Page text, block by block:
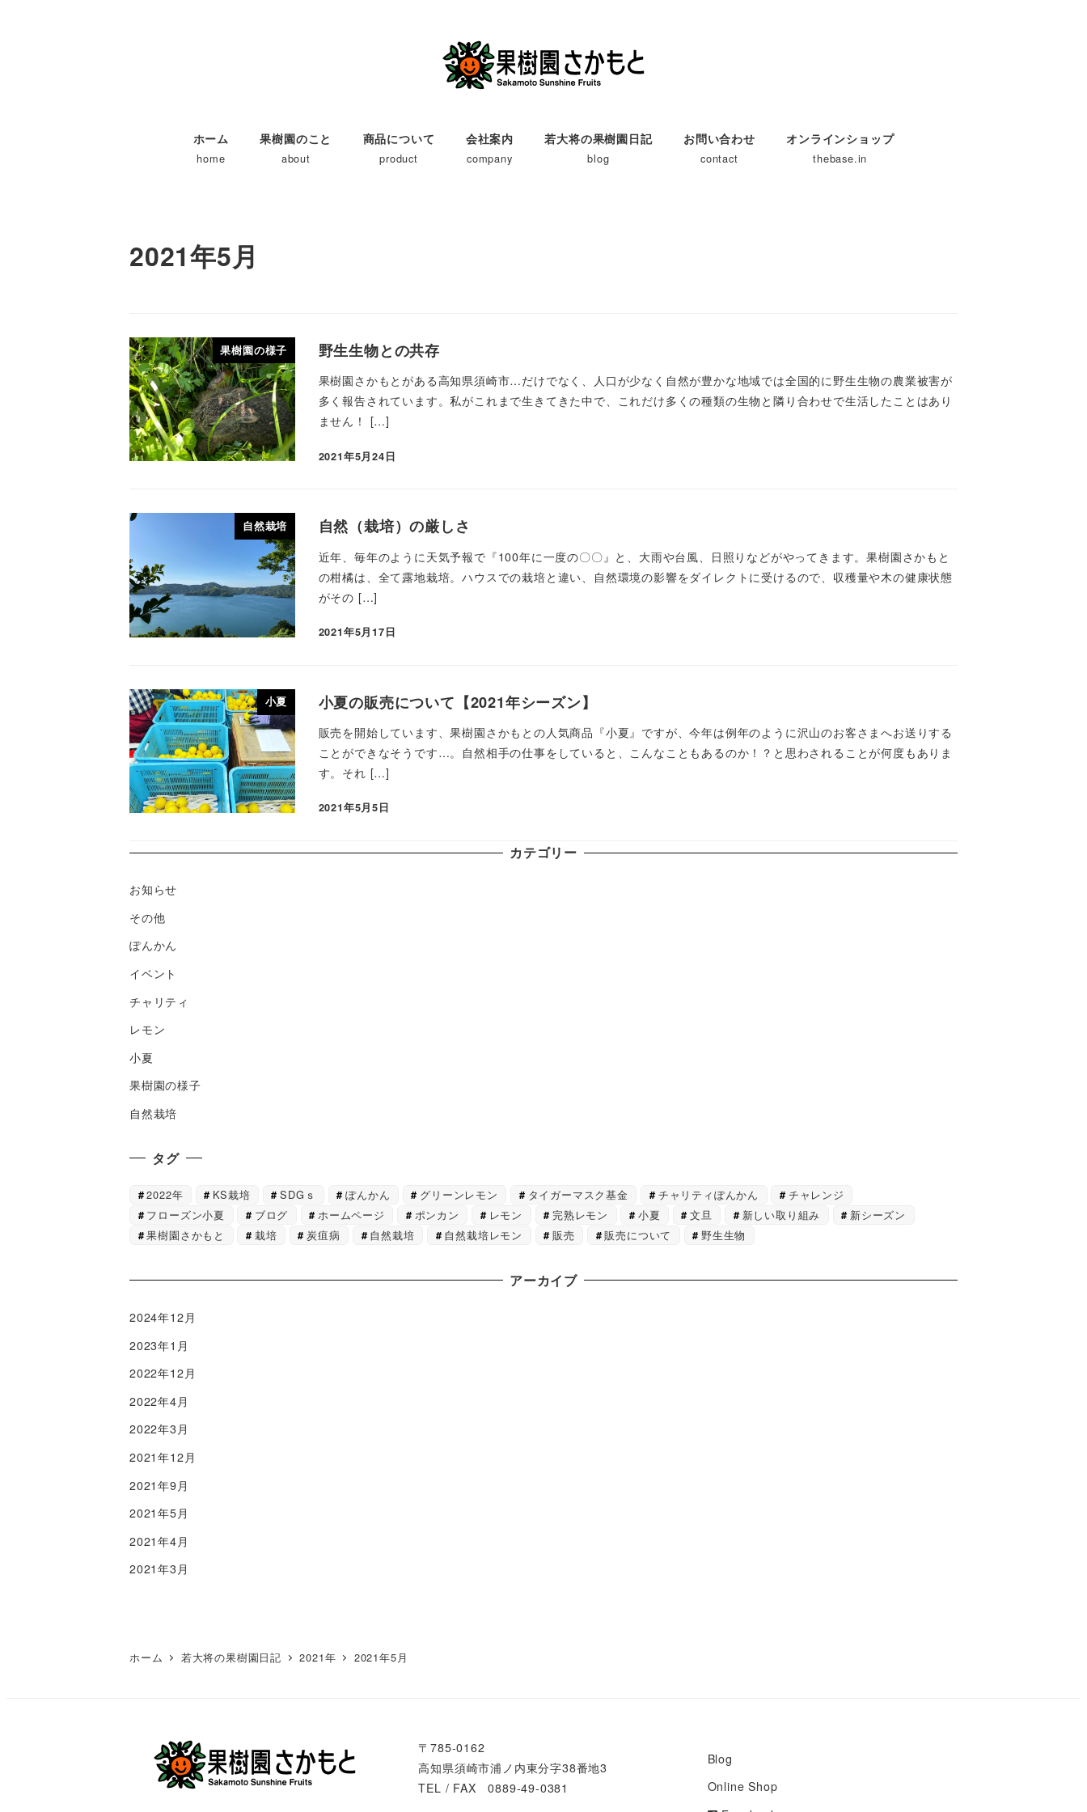
ホーム
home
果樹園のこと
about
商品について
product
会社案内
company
若大将の果樹園日記
blog
お問い合わせ
contact
オンラインショップ
thebase.in
2021年5月
果樹園の様子 野生生物との共存
果樹園さかもとがある高知県須崎市…だけでなく、人口が少なく自然が豊かな地域では全国的に野生生物の農業被害が
多く報告されています。私がこれまで生きてきた中で、これだけ多くの種類の生物と隣り合わせで生活したことはあり
ません！ […]
2021年5月24日
自然栽培 自然（栽培）の厳しさ
近年、毎年のように天気予報で『100年に一度の〇〇』と、大雨や台風、日照りなどがやってきます。果樹園さかもと
の柑橘は、全て露地栽培。ハウスでの栽培と違い、自然環境の影響をダイレクトに受けるので、収穫量や木の健康状態
がその […]
2021年5月17日
小夏 小夏の販売について【2021年シーズン】
販売を開始しています、果樹園さかもとの人気商品『小夏』ですが、今年は例年のように沢山のお客さまへお送りする
ことができなそうです…。自然相手の仕事をしていると、こんなこともあるのか！？と思わされることが何度もありま
す。それ […]
2021年5月5日
カテゴリー
お知らせ
その他
ぽんかん
イベント
チャリティ
レモン
小夏
果樹園の様子
自然栽培
タグ
2022年 KS栽培 SDGｓ ぽんかん グリーンレモン タイガーマスク基金 チャリティぽんかん
チャレンジ
フローズン小夏
ブログ ホームページ ポンカン レモン 完熟レモン 小夏 文旦 新しい取り組み
新シーズン
果樹園さかもと
栽培 炭疽病 自然栽培 自然栽培レモン 販売 販売について 野生生物
アーカイブ
2024年12月
2023年1月
2022年12月
2022年4月
2022年3月
2021年12月
2021年9月
2021年5月
2021年4月
2021年3月
ホーム 若大将の果樹園日記 2021年 2021年5月
〒785-0162
高知県須崎市浦ノ内東分字38番地3
TEL / FAX 0889-49-0381
Blog
Online Shop